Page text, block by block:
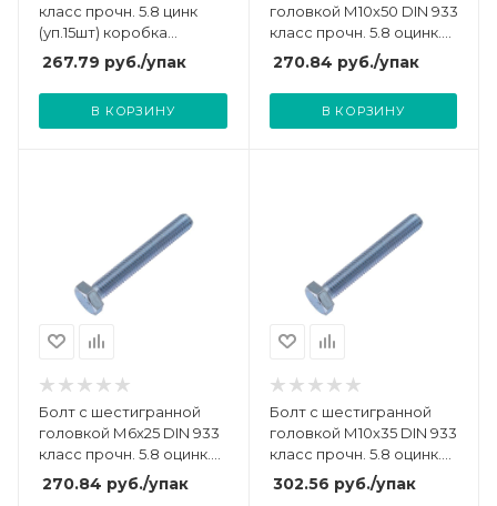
класс прочн. 5.8 цинк
(уп.15шт) коробка
СТРОЙМЕТИЗ 3012054
267.79 руб./упак
В КОРЗИНУ
головкой М10х50 DIN 933
класс прочн. 5.8 оцинк.
пакет (уп.20шт)
СТРОЙМЕТИЗ
UTORM3012078
270.84 руб./упак
В КОРЗИНУ
Болт с шестигранной
головкой М6х25 DIN 933
класс прочн. 5.8 оцинк.
пакет (уп.100шт)
СТРОЙМЕТИЗ
270.84 руб./упак
Болт с шестигранной
головкой М10х35 DIN 933
класс прочн. 5.8 оцинк.
пакет (уп.30шт)
СТРОЙМЕТИЗ
302.56 руб./упак